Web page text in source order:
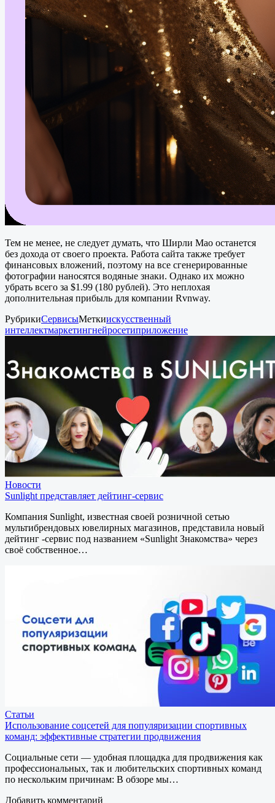
Тем не менее, не следует думать, что Ширли Мао останется
без дохода от своего проекта. Работа сайта также требует
финансовых вложений, поэтому на все сгенерированные
фотографии наносятся водяные знаки. Однако их можно
убрать всего за $1.99 (180 рублей). Это неплохая
дополнительная прибыль для компании Rvnway.
РубрикиСервисыМеткиискусственный
интеллектмаркетингнейросетиприложение
Новости
Sunlight представляет дейтинг-сервис
Компания Sunlight, известная своей розничной сетью
мультибрендовых ювелирных магазинов, представила новый
дейтинг -сервис под названием «Sunlight Знакомства» через
своё собственное…
Статьи
Использование соцсетей для популяризации спортивных
команд: эффективные стратегии продвижения
Социальные сети — удобная площадка для продвижения как
профессиональных, так и любительских спортивных команд
по нескольким причинам: В обзоре мы…
Добавить комментарий